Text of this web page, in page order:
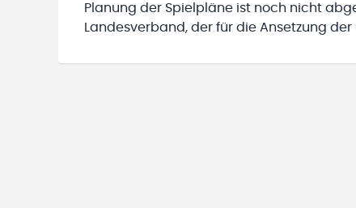
Planung der Spielpläne ist noch nicht
Landesverband, der für die Ansetzung der